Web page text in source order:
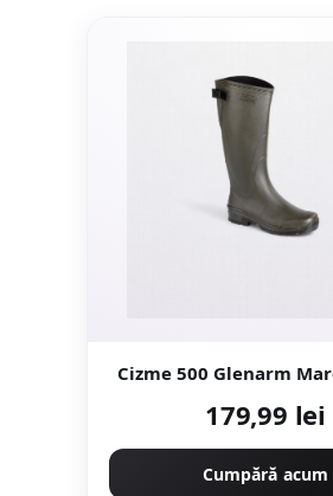
Cizme 500 Glenarm
179,99 lei
Cumpără acum